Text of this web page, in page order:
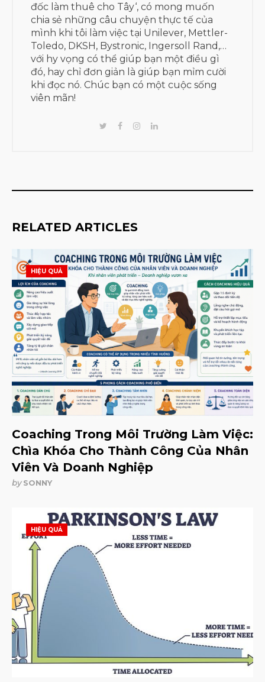
đốc làm thuê cho Tây‘, có mong muốn
chia sẻ những câu chuyện thực tế của
mình khi tôi làm việc tại Unilever, Mettler-
Toledo, DKSH, Bystronic, Ingersoll Rand,…
với hy vọng có thể giúp bạn một điều gì
đó, hay chỉ đơn giản là giúp bạn mỉm cười
khi đọc nó. Chúc bạn có một cuộc sống
viên mãn!
RELATED ARTICLES
HIỆU QUẢ
Coaching Trong Môi Trường Làm Việc:
Chìa Khóa Cho Thành Công Của Nhân
Viên Và Doanh Nghiệp
bySONNY
HIỆU QUẢ